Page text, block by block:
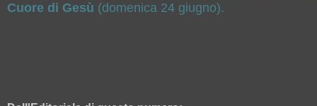
Cuore di Gesù (domenica 24 giugno).